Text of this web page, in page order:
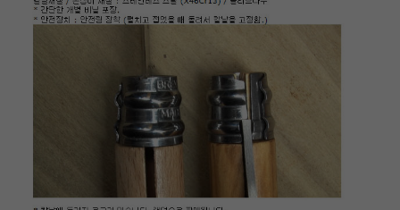
이코 라이프 하